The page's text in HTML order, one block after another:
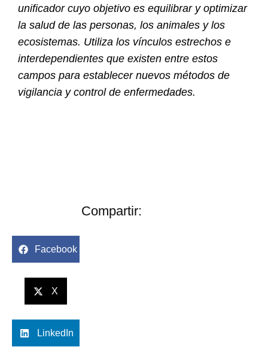
unificador cuyo objetivo es equilibrar y optimizar
la salud de las personas, los animales y los
ecosistemas. Utiliza los vínculos estrechos e
interdependientes que existen entre estos
campos para establecer nuevos métodos de
vigilancia y control de enfermedades.
Compartir:
Facebook
X
LinkedIn